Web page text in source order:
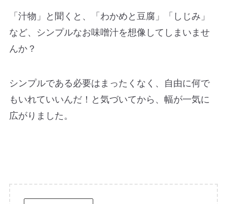
「汁物」と聞くと、「わかめと豆腐」「しじみ」
など、シンプルなお味噌汁を想像してしまいませ
んか？
シンプルである必要はまったくなく、自由に何で
もいれていいんだ！と気づいてから、幅が一気に
広がりました。